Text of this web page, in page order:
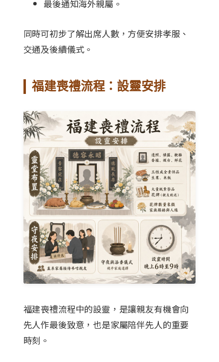
最後通知海外親屬。
同時可初步了解出席人數，方便安排孝服、
交通及後續儀式。
福建喪禮流程：設靈安排
福建喪禮流程中的設靈，是讓親友有機會向
先人作最後致意，也是家屬陪伴先人的重要
時刻。